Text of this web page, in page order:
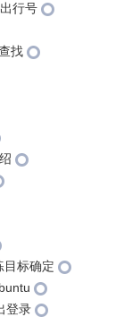
行号
找
目标确定
登录